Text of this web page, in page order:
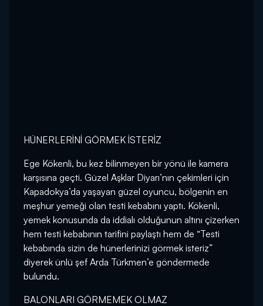
HÜNERLERİNİ GÖRMEK İSTERİZ
Ege Kökenli, bu kez bilinmeyen bir yönü ile kamera
karşısına geçti. Güzel Aşklar Diyarı’nın çekimleri için
Kapadokya’da yaşayan güzel oyuncu, bölgenin en
meşhur yemeği olan testi kebabını yaptı. Kökenli,
yemek konusunda da iddialı olduğunun altını çizerken
hem testi kebabının tarifini paylaştı hem de “Testi
kebabında sizin de hünerlerinizi görmek isteriz”
diyerek ünlü şef Arda Türkmen’e göndermede
bulundu.
BALONLARI GÖRMEMEK OLMAZ